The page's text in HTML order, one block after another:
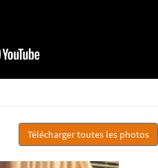
Télécharger toutes les photos